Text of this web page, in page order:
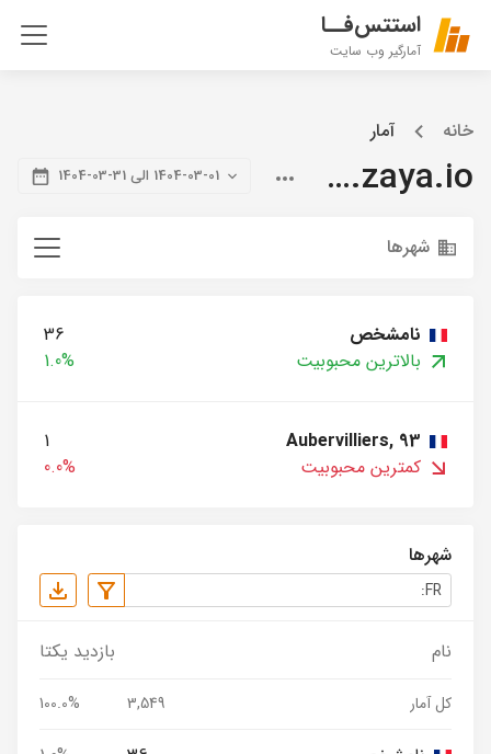
استتس‌فــا
آمارگیر وب سایت
خانه آمار
blog.zaya.io 1404-03-01 الی 31-03-1404
شهرها
نامشخص
36
بالاترین محبوبیت
1.0%
Aubervilliers, 93
1
کمترین محبوبیت
0.0%
شهرها
نام بازدید یکتا
کل آمار 3,549
100.0%